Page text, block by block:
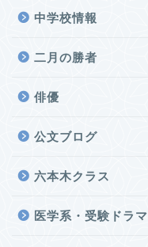
中学校情報
二月の勝者
俳優
公文ブログ
六本木クラス
医学系・受験ドラマ